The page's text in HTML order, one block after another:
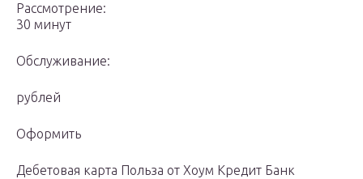
Рассмотрение:
30 минут
Обслуживание:
рублей
Оформить
Дебетовая карта Польза от Хоум Кредит Банк